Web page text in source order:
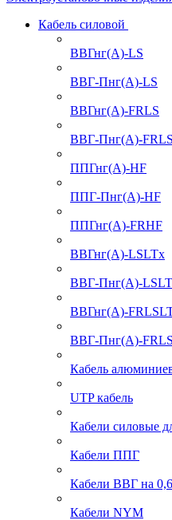
Кабель силовой
ВВГнг(А)-LS
ВВГ-Пнг(А)-LS
ВВГнг(А)-FRLS
ВВГ-Пнг(А)-FRLS
ППГнг(А)-HF
ППГ-Пнг(А)-HF
ППГнг(А)-FRHF
ВВГнг(А)-LSLTx
ВВГ-Пнг(А)-
ВВГнг(А)-
ВВГ-Пнг(А)-
Кабель
UTP кабель
Кабели силовые
Кабели ППГ
Кабели ВВГ на
Кабели NYM